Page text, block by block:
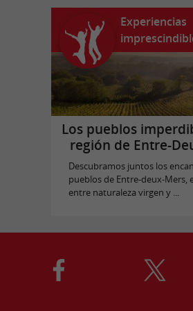
Experiencias
Los pueblos
región de Entre-
Descubramos juntos los
pueblos de Entre-deux-Mers,
entre naturaleza virgen y ...